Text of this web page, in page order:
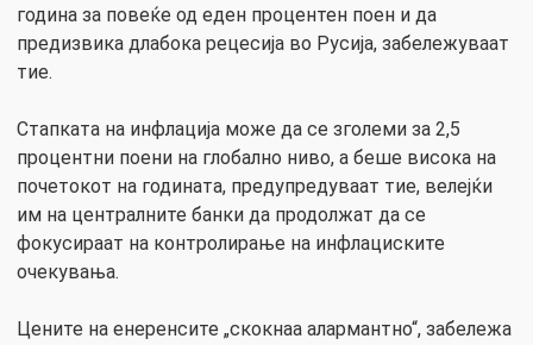
година за повеќе од еден процентен поен и да
предизвика длабока рецесија во Русија, забележуваат
тие.
Стапката на инфлација може да се зголеми за 2,5
процентни поени на глобално ниво, а беше висока на
почетокот на годината, предупредуваат тие, велејќи
им на централните банки да продолжат да се
фокусираат на контролирање на инфлациските
очекувања.
Цените на енеренсите „скокнаа алармантно“, забележа